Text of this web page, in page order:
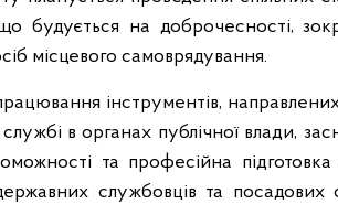
що будується на доброчесності,
місцевого самоврядування.
інструментів,
в органах публічної влади,
та професійна
службовців та